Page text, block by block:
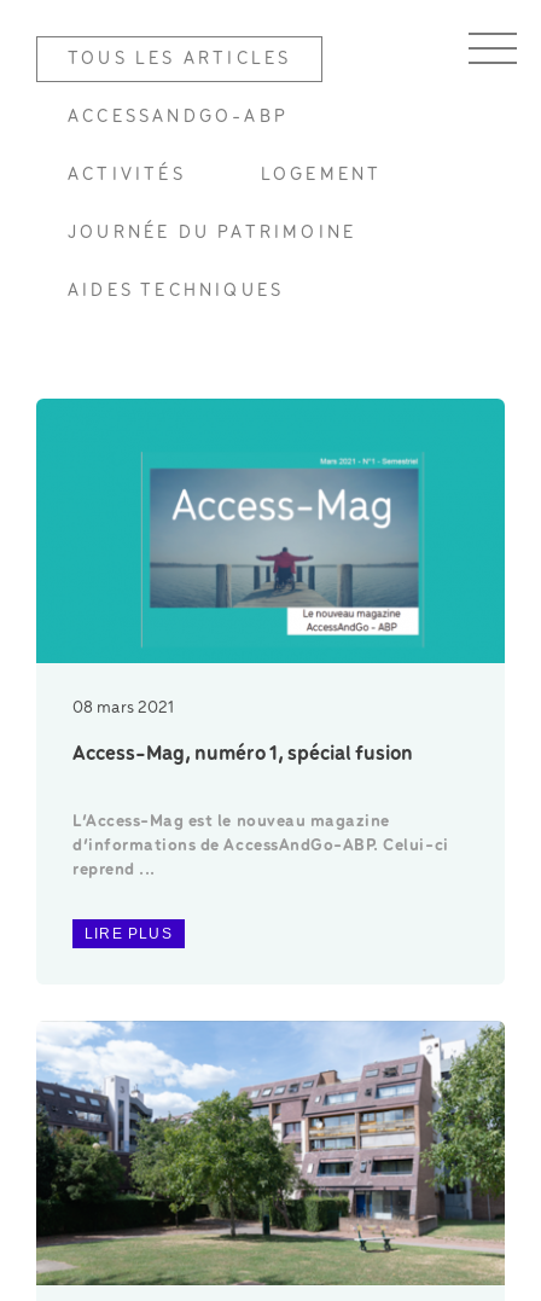
TOUS LES ARTICLES
ACCESSANDGO-ABP
ACTIVITÉS LOGEMENT
JOURNÉE DU PATRIMOINE
AIDES TECHNIQUES
08 mars 2021
Access-Mag, numéro 1, spécial fusion
L’Access-Mag est le nouveau magazine
d’informations de AccessAndGo-ABP. Celui-ci
reprend ...
LIRE PLUS